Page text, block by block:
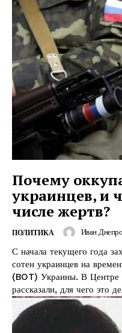
Почему
украинцев, и
числе жертв?
ПОЛИТИКА Иван
С начала текущего года
сотен украинцев на
(BOT) Украины. В Центре
рассказали, для чего это